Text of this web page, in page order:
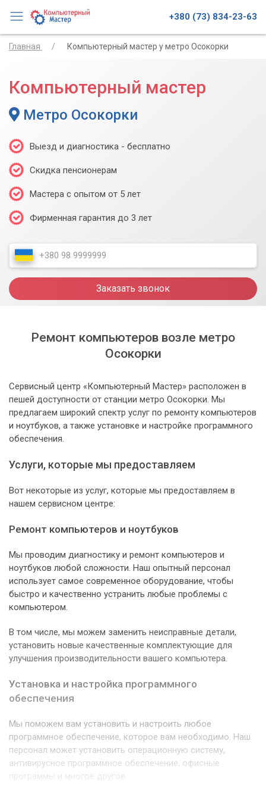
+380 (73) 834-23-63
Главная Компьютерный мастер у метро Осокорки
Компьютерный мастер
Метро Осокорки
Выезд и диагностика - бесплатно
Скидка пенсионерам
Мастера с опытом от 5 лет
Фирменная гарантия до 3 лет
Заказать звонок
Ремонт компьютеров возле метро
Осокорки
Сервисный центр «Компьютерный Мастер» расположен в
пешей доступности от станции метро Осокорки. Мы
предлагаем широкий спектр услуг по ремонту компьютеров
и ноутбуков, а также установке и настройке программного
обеспечения.
Услуги, которые мы предоставляем
Вот некоторые из услуг, которые мы предоставляем в
нашем сервисном центре:
Ремонт компьютеров и ноутбуков
Мы проводим диагностику и ремонт компьютеров и
ноутбуков любой сложности. Наш опытный персонал
использует самое современное оборудование, чтобы
быстро и качественно устранить любые проблемы с
компьютером.
В том числе, мы можем заменить неисправные детали,
установить новые качественные комплектующие для
улучшения производительности вашего компьютера.
Установка и настройка программного
обеспечения
Мы поможем вам установить и настроить любое
программное обеспечение, которое вам необходимо. Наш
персонал может установить операционную систему,
антивирусное программное обеспечение, офисные